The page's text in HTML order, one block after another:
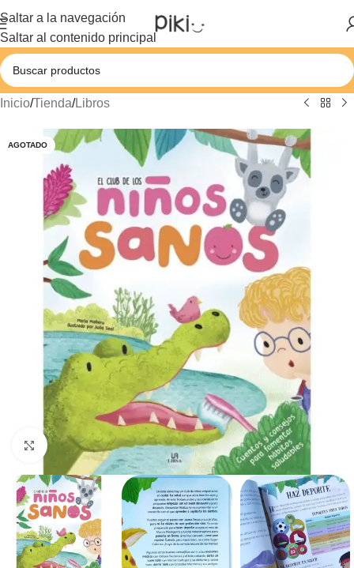
Saltar a la navegación
Saltar al contenido principal
Inicio/Tienda/Libros
AGOTADO
Haga clic para ampliar